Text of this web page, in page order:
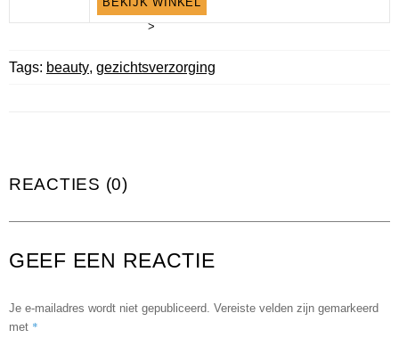
>
Tags: beauty, gezichtsverzorging
REACTIES (0)
GEEF EEN REACTIE
Je e-mailadres wordt niet gepubliceerd. Vereiste velden zijn gemarkeerd
met *